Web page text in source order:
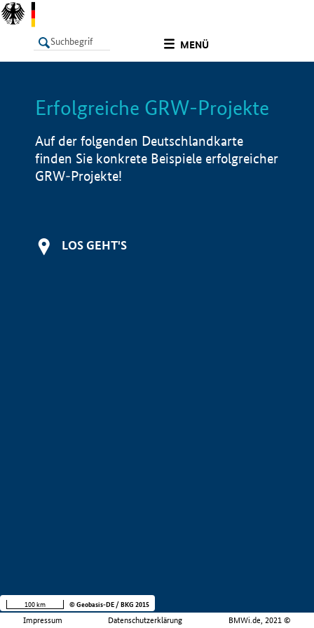
MENÜ
LISTE Info
Erfolgreiche GRW-Projekte
Auf der folgenden Deutschlandkarte
finden Sie konkrete Beispiele erfolgreicher
GRW-Projekte!
LOS GEHT'S
Impressum Datenschutzerklärung BMWi.de, 2021 ©
100 km © Geobasis-DE / BKG 2015